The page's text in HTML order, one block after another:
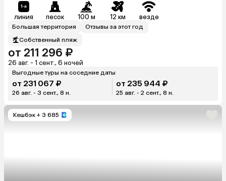
линия песок 100 м 12 км везде
Большая территория
Отзывы за этот год
Собственный пляж
от 211 296 ₽
26 авг. - 1 сент., 6 ночей
Выгодные туры на соседние даты
от 231 067 ₽
26 авг. - 3 сент., 8 н.
от 235 944 ₽
25 авг. - 2 сент., 8 н.
Кешбэк + 3 685